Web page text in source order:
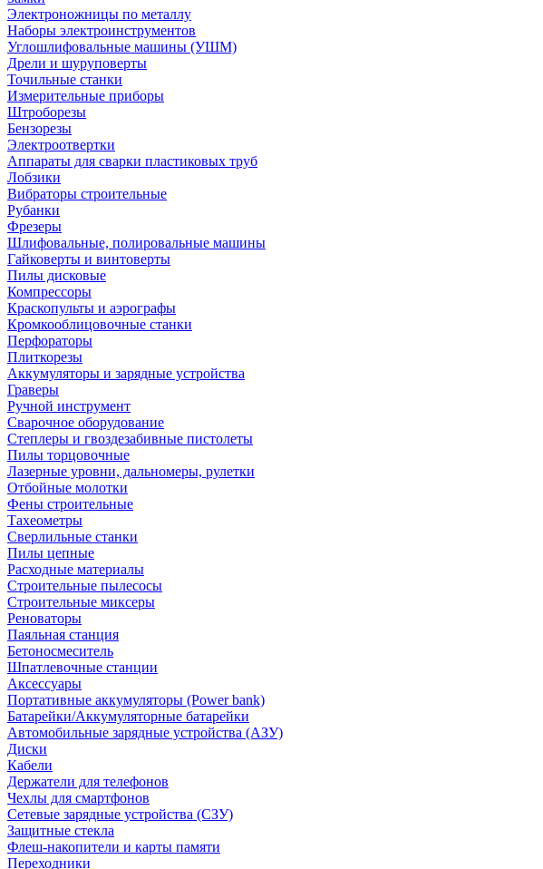
Электроножницы по металлу
Наборы электроинструментов
Углошлифовальные машины (УШМ)
Дрели и шуруповерты
Точильные станки
Измерительные приборы
Штроборезы
Бензорезы
Электроотвертки
Аппараты для сварки пластиковых труб
Лобзики
Вибраторы строительные
Рубанки
Фрезеры
Шлифовальные, полировальные машины
Гайковерты и винтоверты
Пилы дисковые
Компрессоры
Краскопульты и аэрографы
Кромкооблицовочные станки
Перфораторы
Плиткорезы
Аккумуляторы и зарядные устройства
Граверы
Ручной инструмент
Сварочное оборудование
Степлеры и гвоздезабивные пистолеты
Пилы торцовочные
Лазерные уровни, дальномеры, рулетки
Отбойные молотки
Фены строительные
Тахеометры
Сверлильные станки
Пилы цепные
Расходные материалы
Строительные пылесосы
Строительные миксеры
Реноваторы
Паяльная станция
Бетоносмеситель
Шпатлевочные станции
Аксессуары
Портативные аккумуляторы (Power bank)
Батарейки/Аккумуляторные батарейки
Автомобильные зарядные устройства (АЗУ)
Диски
Кабели
Держатели для телефонов
Чехлы для смартфонов
Сетевые зарядные устройства (СЗУ)
Защитные стекла
Флеш-накопители и карты памяти
Переходники